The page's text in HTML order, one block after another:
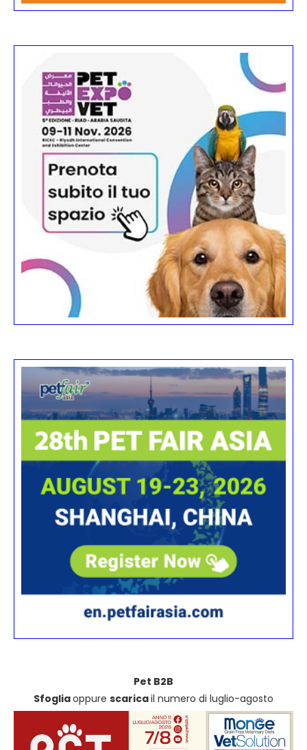
Pet B2B
Sfogliaoppure scaricail numero di luglio-agosto